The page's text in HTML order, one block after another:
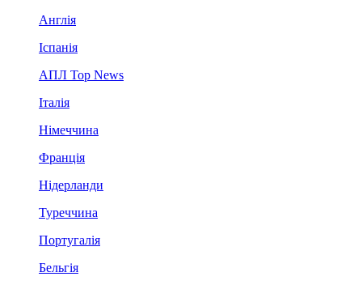
Англія
Іспанія
АПЛ Top News
Італія
Німеччина
Франція
Нідерланди
Туреччина
Португалія
Бельгія